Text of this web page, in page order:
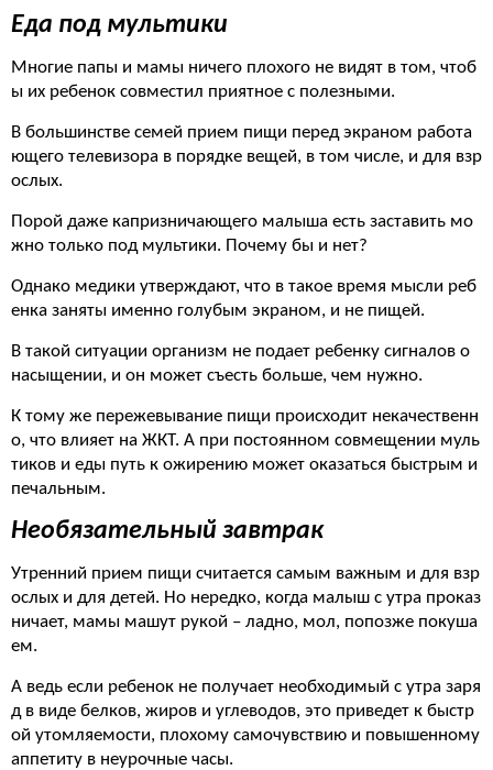
Еда под мультики
Многие папы и мамы ничего плохого не видят в том, чтоб
ы их ребенок совместил приятное с полезными.
В большинстве семей прием пищи перед экраном работа
ющего телевизора в порядке вещей, в том числе, и для взр
ослых.
Порой даже капризничающего малыша есть заставить мо
жно только под мультики. Почему бы и нет?
Однако медики утверждают, что в такое время мысли реб
енка заняты именно голубым экраном, и не пищей.
В такой ситуации организм не подает ребенку сигналов о
насыщении, и он может съесть больше, чем нужно.
К тому же пережевывание пищи происходит некачественн
о, что влияет на ЖКТ. А при постоянном совмещении муль
тиков и еды путь к ожирению может оказаться быстрым и
печальным.
Необязательный завтрак
Утренний прием пищи считается самым важным и для взр
ослых и для детей. Но нередко, когда малыш с утра проказ
ничает, мамы машут рукой – ладно, мол, попозже покуша
ем.
А ведь если ребенок не получает необходимый с утра заря
д в виде белков, жиров и углеводов, это приведет к быстр
ой утомляемости, плохому самочувствию и повышенному
аппетиту в неурочные часы.